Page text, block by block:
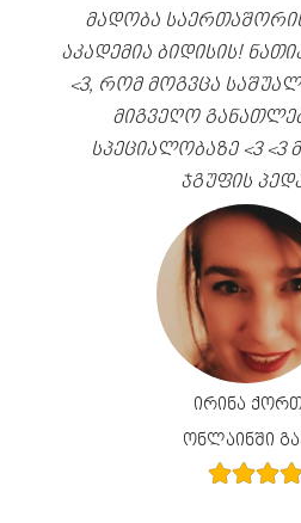
მადობა
აკადემია ბიდისის!
<3, რომ მოგვცა
მიგვეღო
სპეციალობაზე <3 <3
ჯგუფის
ირინა
ონლაინში